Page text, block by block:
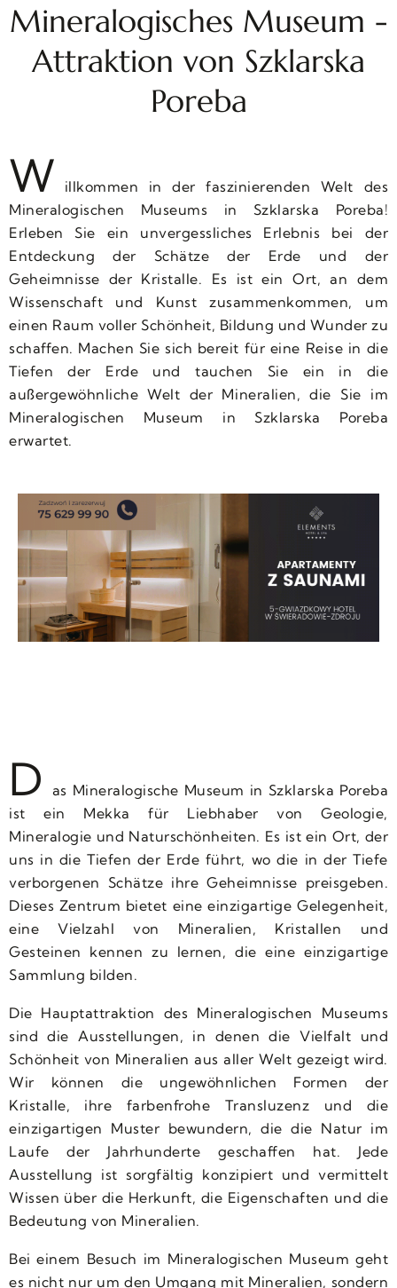
Mineralogisches Museum -
Attraktion von Szklarska
Poreba
W
illkommen in der faszinierenden Welt des
Mineralogischen Museums in Szklarska Poreba!
Erleben Sie ein unvergessliches Erlebnis bei der
Entdeckung der Schätze der Erde und der
Geheimnisse der Kristalle. Es ist ein Ort, an dem
Wissenschaft und Kunst zusammenkommen, um
einen Raum voller Schönheit, Bildung und Wunder zu
schaffen. Machen Sie sich bereit für eine Reise in die
Tiefen der Erde und tauchen Sie ein in die
außergewöhnliche Welt der Mineralien, die Sie im
Mineralogischen Museum in Szklarska Poreba
erwartet.
D
as Mineralogische Museum in Szklarska Poreba
ist ein Mekka für Liebhaber von Geologie,
Mineralogie und Naturschönheiten. Es ist ein Ort, der
uns in die Tiefen der Erde führt, wo die in der Tiefe
verborgenen Schätze ihre Geheimnisse preisgeben.
Dieses Zentrum bietet eine einzigartige Gelegenheit,
eine Vielzahl von Mineralien, Kristallen und
Gesteinen kennen zu lernen, die eine einzigartige
Sammlung bilden.
Die Hauptattraktion des Mineralogischen Museums
sind die Ausstellungen, in denen die Vielfalt und
Schönheit von Mineralien aus aller Welt gezeigt wird.
Wir können die ungewöhnlichen Formen der
Kristalle, ihre farbenfrohe Transluzenz und die
einzigartigen Muster bewundern, die die Natur im
Laufe der Jahrhunderte geschaffen hat. Jede
Ausstellung ist sorgfältig konzipiert und vermittelt
Wissen über die Herkunft, die Eigenschaften und die
Bedeutung von Mineralien.
Bei einem Besuch im Mineralogischen Museum geht
es nicht nur um den Umgang mit Mineralien, sondern